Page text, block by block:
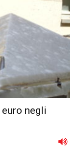
negli